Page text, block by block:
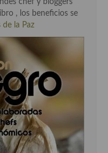
, los beneficios se
de la Paz